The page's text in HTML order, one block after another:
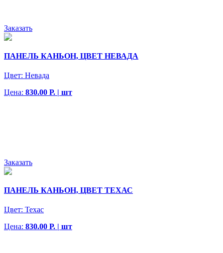
Заказать
ПАНЕЛЬ КАНЬОН, ЦВЕТ НЕВАДА
Цвет: Невада
Цена: 830.00 Р. | шт
Заказать
ПАНЕЛЬ КАНЬОН, ЦВЕТ ТЕХАС
Цвет: Техас
Цена: 830.00 Р. | шт